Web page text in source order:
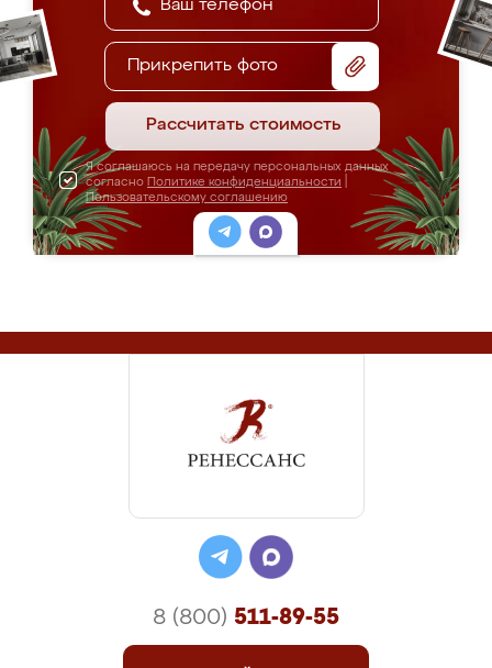
Прикрепить фото
Рассчитать стоимость
Я соглашаюсь на передачу персональных данных
согласно Политике конфиденциальности
Пользовательскому соглашению
8 (800) 511-89-55